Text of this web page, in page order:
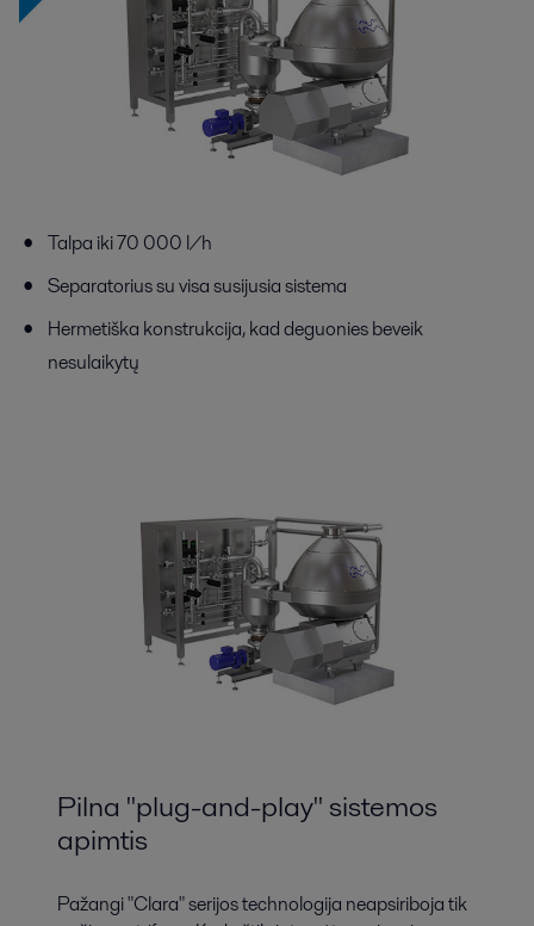
Talpa iki 70 000 l/h
Separatorius su visa susijusia sistema
Hermetiška konstrukcija, kad deguonies beveik
nesulaikytų
Pilna "plug-and-play" sistemos
apimtis
Pažangi "Clara" serijos technologija neapsiriboja tik